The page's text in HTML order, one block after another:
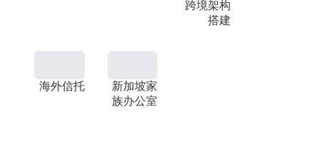
跨境架构
搭建
海外信托
新加坡家
族办公室